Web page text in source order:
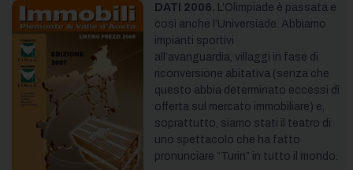
DATI 2006. L’Olimpiade è passata e
così anche l’Universiade. Abbiamo
impianti sportivi
all’avanguardia, villaggi in fase di
riconversione abitativa (senza che
questo abbia determinato eccessi di
offerta sul mercato immobiliare) e,
soprattutto, siamo stati il teatro di
uno spettacolo che ha fatto
pronunciare “Turin” in tutto il mondo.